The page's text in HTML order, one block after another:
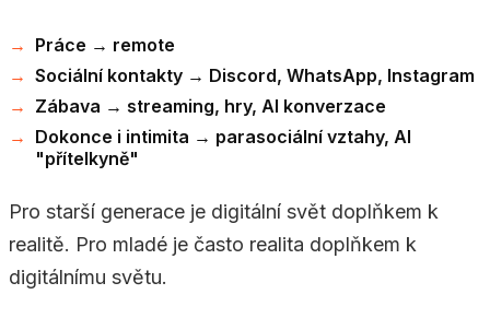
Práce → remote
Sociální kontakty → Discord, WhatsApp, Instagram
Zábava → streaming, hry, AI konverzace
Dokonce i intimita → parasociální vztahy, AI
"přítelkyně"
Pro starší generace je digitální svět doplňkem k
realitě. Pro mladé je často realita doplňkem k
digitálnímu světu.